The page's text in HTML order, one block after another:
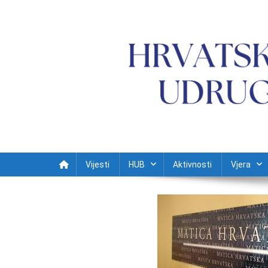
Vijesti HUB Aktivnosti Vjera